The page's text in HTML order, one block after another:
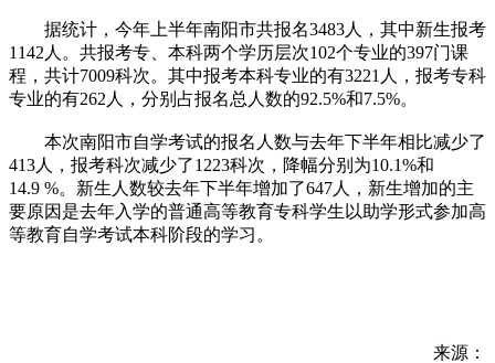
据统计，今年上半年南阳市共报名3483人，其中新生报考
1142人。共报考专、本科两个学历层次102个专业的397门课
程，共计7009科次。其中报考本科专业的有3221人，报考专科
专业的有262人，分别占报名总人数的92.5%和7.5%。
本次南阳市自学考试的报名人数与去年下半年相比减少了
413人，报考科次减少了1223科次，降幅分别为10.1%和
14.9 %。新生人数较去年下半年增加了647人，新生增加的主
要原因是去年入学的普通高等教育专科学生以助学形式参加高
等教育自学考试本科阶段的学习。
来源：